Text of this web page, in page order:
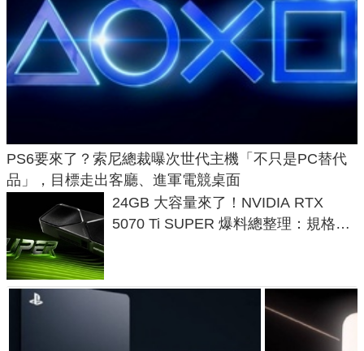
PS6要來了？索尼總裁曝次世代主機「不只是PC替代
品」，目標走出客廳、進軍電競桌面
24GB 大容量來了！NVIDIA RTX
5070 Ti SUPER 爆料總整理：規格、